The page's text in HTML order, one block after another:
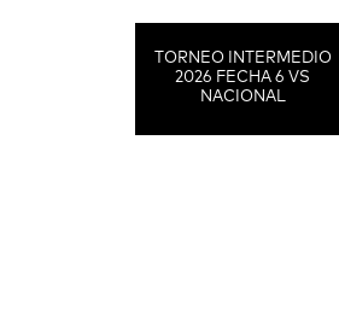
TORNEO INTERMEDIO
2026 FECHA 6 VS
NACIONAL